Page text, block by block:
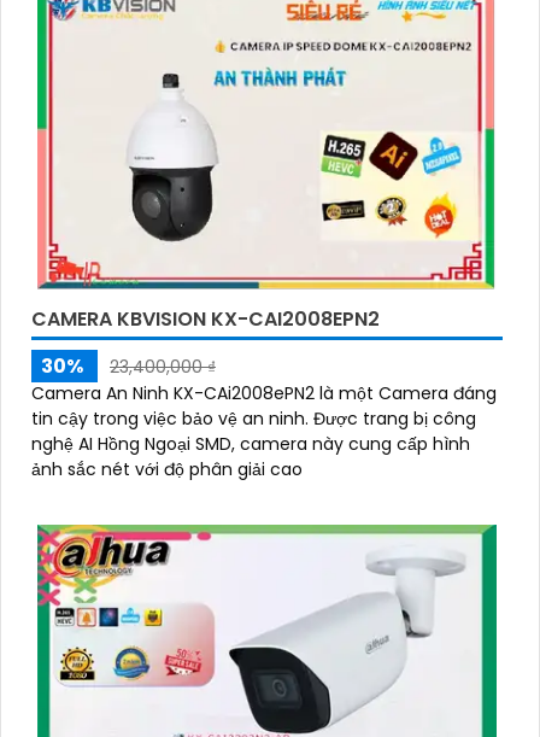
CAMERA KBVISION KX-CAI2008EPN2
30%
23,400,000 ₫
Camera An Ninh KX-CAi2008ePN2 là một Camera đáng
tin cậy trong việc bảo vệ an ninh. Được trang bị công
nghệ AI Hồng Ngoại SMD, camera này cung cấp hình
ảnh sắc nét với độ phân giải cao